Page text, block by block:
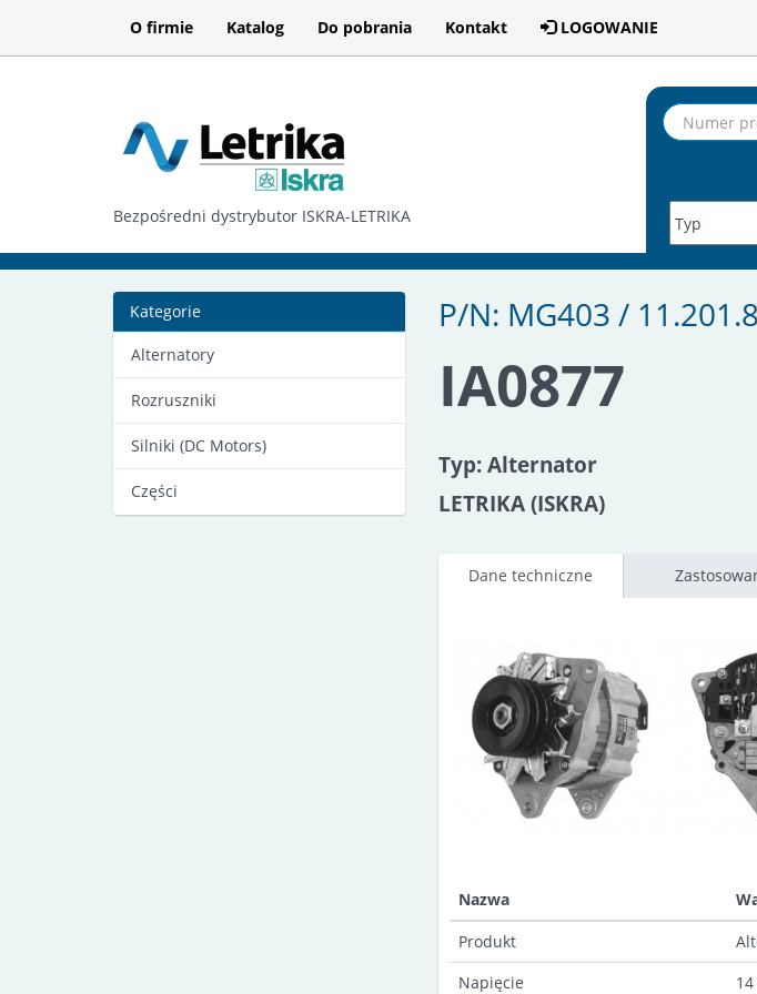
O firmie Katalog Do pobrania Kontakt LOGOWANIE
Bezpośredni dystrybutor ISKRA-LETRIKA
Kategorie
Alternatory
Rozruszniki
Silniki (DC Motors)
Części
P/N: MG403 /
IA0877
Typ: Alternator
LETRIKA (ISKRA)
Dane techniczne
Nazwa
Produkt
Napięcie
14